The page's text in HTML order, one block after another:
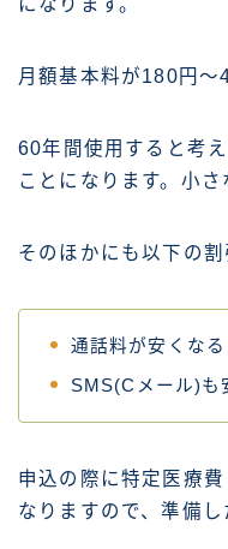
月額基本料が180円～
60年間使用すると考
ことになります。小さ
そのほかにも以下の割
通話料が安くなる
SMS(Cメール)
申込の際に特定医療
なりますので、準備し